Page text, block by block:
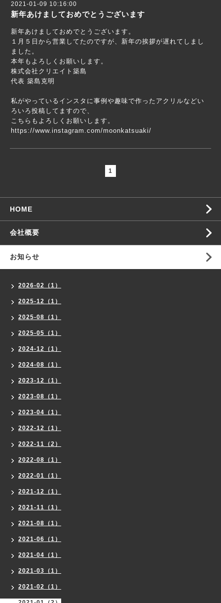
2021-01-09 10:16:00
新年あけましておめでとうございます
新年あけましておめでとうございます。
１月５日から営業してたのですが、新年の挨拶が遅れてしまし
ました。
本年もよろしくお願いします。
株式会社クリエイト築島
代表 築島克明
私がやっているインスタに事例や趣味で作ったアクリルなどい
ろいろ投稿してますので、
こちらもよろしくお願いします。
https://www.instagram.com/moonkatsuaki/
1
HOME
会社概要
お知らせ
2026-02（1）
2025-12（1）
2025-08（1）
2025-05（1）
2024-12（1）
2024-08（1）
2023-12（1）
2023-08（1）
2023-04（1）
2022-12（1）
2022-11（2）
2022-08（1）
2022-01（1）
2021-12（1）
2021-11（1）
2021-08（1）
2021-06（1）
2021-04（1）
2021-03（1）
2021-02（1）